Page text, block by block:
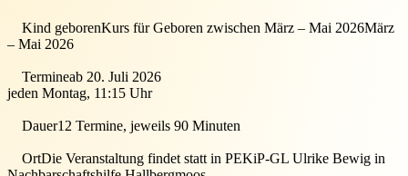
Kind geborenKurs für Geboren zwischen März – Mai 2026März
– Mai 2026
Termineab 20. Juli 2026
jeden Montag, 11:15 Uhr
Dauer12 Termine, jeweils 90 Minuten
OrtDie Veranstaltung findet statt in PEKiP-GL Ulrike Bewig in